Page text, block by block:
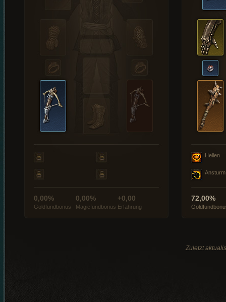
0,00%
Goldfundbonus
0,00%
Magiefundbonus
+0,00
Erfahrung
Heilen
Ansturm
72,00%
Zuletzt